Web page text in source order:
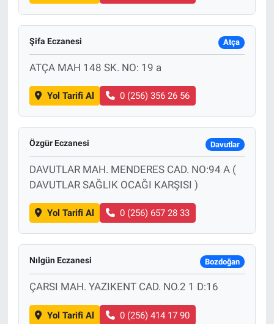
Şifa Eczanesi Atça
ATÇA MAH 148 SK. NO: 19 a
Yol Tarifi Al 0 (256) 356 26 56
Özgür Eczanesi Davutlar
DAVUTLAR MAH. MENDERES CAD. NO:94 A (
DAVUTLAR SAĞLIK OCAĞI KARŞISI )
Yol Tarifi Al 0 (256) 657 28 33
Nılgün Eczanesi Bozdoğan
ÇARSI MAH. YAZIKENT CAD. NO.2 1 D:16
Yol Tarifi Al 0 (256) 414 17 90